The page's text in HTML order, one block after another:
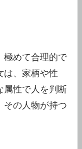
極めて合理的で
は、家柄や性
属性で人を判断
その人物が持つ